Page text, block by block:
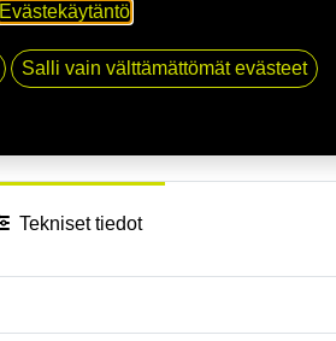
Tekniset tiedot
Evästekäytäntö.
Salli vain välttämättömät evästeet